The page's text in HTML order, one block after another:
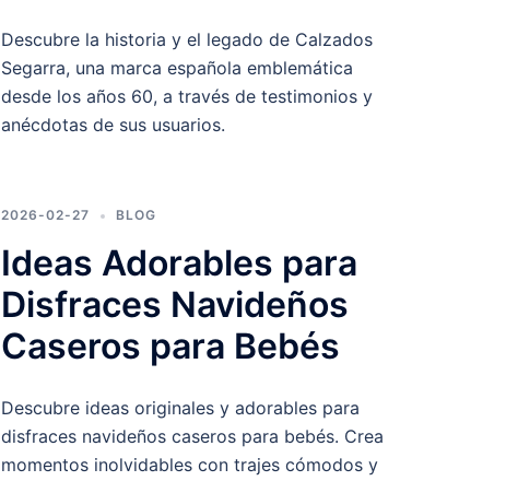
Descubre la historia y el legado de Calzados
Segarra, una marca española emblemática
desde los años 60, a través de testimonios y
anécdotas de sus usuarios.
2026-02-27 BLOG
Ideas Adorables para
Disfraces Navideños
Caseros para Bebés
Descubre ideas originales y adorables para
disfraces navideños caseros para bebés. Crea
momentos inolvidables con trajes cómodos y